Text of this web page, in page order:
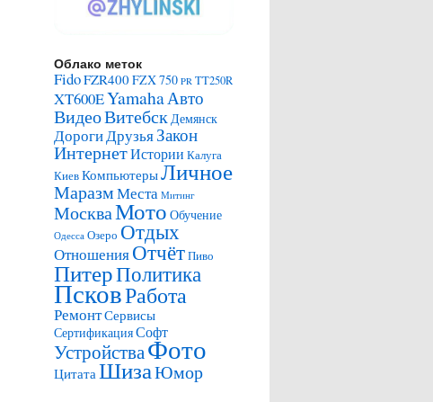
Облако меток
FidoFZR400 FZX 750 PR TT250R
XT600EYamahaАвто
ВидеоВитебск Демянск
Дороги ДрузьяЗакон
ИнтернетИстории Калуга
КиевКомпьютерыЛичное
МаразмМеста Митинг
МоскваМото Обучение
Одесса Озеро Отдых
ОтношенияОтчётПиво
ПитерПолитика
ПсковРабота
РемонтСервисы
СертификацияСофт
УстройстваФото
Цитата ШизаЮмор